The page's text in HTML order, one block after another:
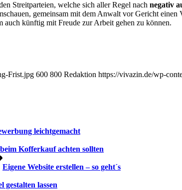
Streitparteien, welche sich aller Regel nach negativ
gemeinsam mit dem Anwalt vor Gericht
auch künftig mit Freude zur Arbeit gehen zu können.
Frist.jpg 600 800 Redaktion https://vivazin.de/wp-
leichtgemacht
Kofferkauf achten sollten
Eigene Website erstellen – so geht´s
gestalten lassen